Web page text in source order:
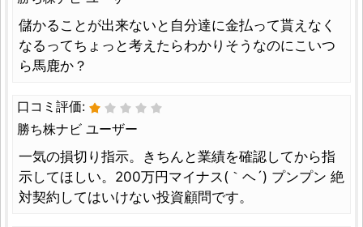
儲かることが出来ないと自分達に金払って貰えなく
なるってちょっと考えたらわかりそうなのにこいつ
ら馬鹿か？
口コミ評価:
勝ち株ナビ ユーザー
一気の損切り指示。きちんと業績を確認してから指
示してほしい。200万円マイナス(｀ヘ´) プンプン 絶
対契約してはいけない投資顧問です。